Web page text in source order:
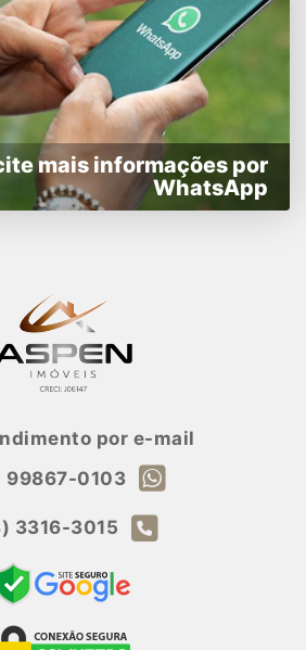
mais informações por
WhatsApp
por e-mail
99867-0103
3316-3015